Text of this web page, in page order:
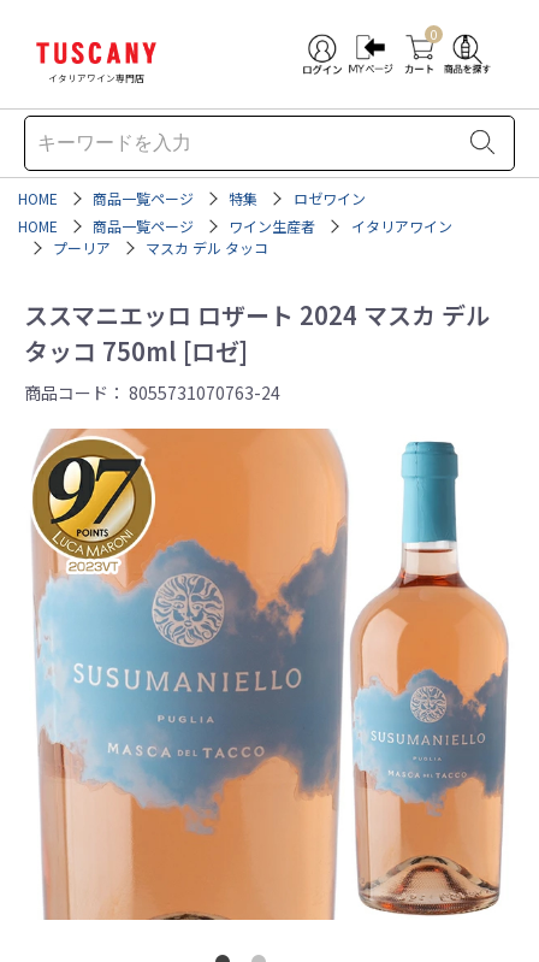
イタリアワイン専門店
0
HOME 商品一覧ページ 特集
ロゼワイン
HOME
商品一覧ページ ワイン生産者
イタリアワイン
プーリア
マスカ デル タッコ
ススマニエッロ ロザート 2024 マスカ デル
タッコ 750ml [ロゼ]
商品コード： 8055731070763-24